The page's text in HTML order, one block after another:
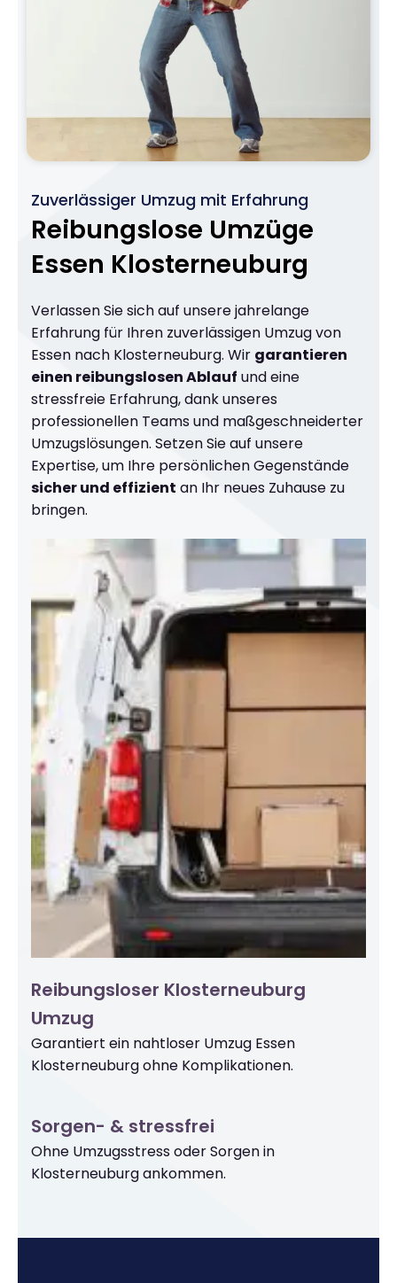
Zuverlässiger Umzug mit Erfahrung
Reibungslose Umzüge
Essen Klosterneuburg
Verlassen Sie sich auf unsere jahrelange
Erfahrung für Ihren zuverlässigen Umzug von
Essen nach Klosterneuburg. Wir garantieren
einen reibungslosen Ablauf und eine
stressfreie Erfahrung, dank unseres
professionellen Teams und maßgeschneiderter
Umzugslösungen. Setzen Sie auf unsere
Expertise, um Ihre persönlichen Gegenstände
sicher und effizient an Ihr neues Zuhause zu
bringen.
Reibungsloser Klosterneuburg
Umzug
Garantiert ein nahtloser Umzug Essen
Klosterneuburg ohne Komplikationen.
Sorgen- & stressfrei
Ohne Umzugsstress oder Sorgen in
Klosterneuburg ankommen.